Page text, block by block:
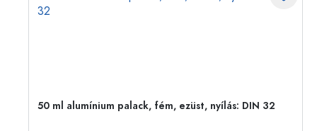
50 ml alumínium palack, fém, ezüst, nyílás: DIN 32